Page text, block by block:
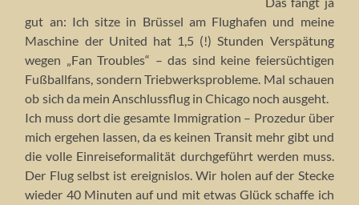
gut an: Ich sitze in Brüssel am Flughafen und meine
Maschine der United hat 1,5 (!) Stunden Verspätung
wegen „Fan Troubles“ – das sind keine feiersüchtigen
Fußballfans, sondern Triebwerksprobleme. Mal schauen
ob sich da mein Anschlussflug in Chicago noch ausgeht.
Ich muss dort die gesamte Immigration – Prozedur über
mich ergehen lassen, da es keinen Transit mehr gibt und
die volle Einreiseformalität durchgeführt werden muss.
Der Flug selbst ist ereignislos. Wir holen auf der Stecke
wieder 40 Minuten auf und mit etwas Glück schaffe ich